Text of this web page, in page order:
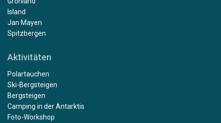
Island
Jan Mayen
Spitzbergen
Aktivitäten
Polartauchen
Ski-Bergsteigen
Bergsteigen
Camping in der Antarktis
Foto-Workshop